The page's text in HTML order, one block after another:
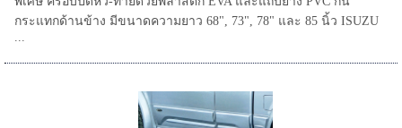
กระแทกด้านข้าง มีขนาดความยาว 68", 73", 78" และ 85 นิ้ว ISUZU